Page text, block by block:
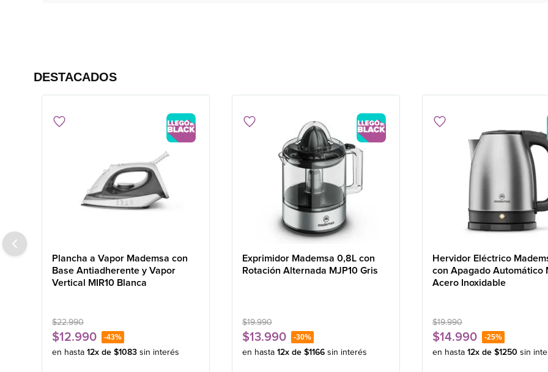
DESTACADOS
Plancha a Vapor Mademsa con
Base Antiadherente y Vapor
Vertical MIR10 Blanca
$22.990
$12.990 -43%
en hasta 12x de $1083 sin interés
Exprimidor Mademsa 0,8L con
Rotación Alternada MJP10 Gris
$19.990
$13.990 -30%
en hasta 12x de $1166 sin interés
Hervidor Eléctrico
con Apagado Automático
Acero Inoxidable
$19.990
$14.990 -25%
en hasta 12x de $1250 sin